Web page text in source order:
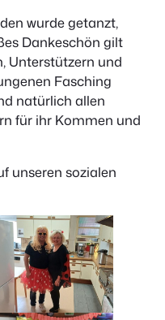
wurde getanzt,
Dankeschön gilt
Unterstützern und
Fasching
natürlich allen
für ihr Kommen und
unseren sozialen